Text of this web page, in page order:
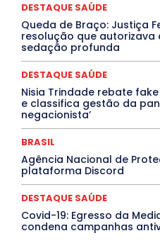
Santa Catarina
Saúde Agora
TÁ FROID?
Tocantins
DESTAQUE SAÚDE
Queda de Braço: Justiça
resolução que autorizava
sedação profunda
DESTAQUE SAÚDE
Nisia Trindade rebate
e classifica gestão da
negacionista’
BRASIL
Agência Nacional de
plataforma Discord
DESTAQUE SAÚDE
Covid-19: Egresso da
condena campanhas